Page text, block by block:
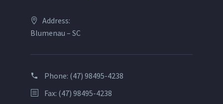
Address:
Blumenau – SC
Phone: (47) 98495-4238
Fax: (47) 98495-4238